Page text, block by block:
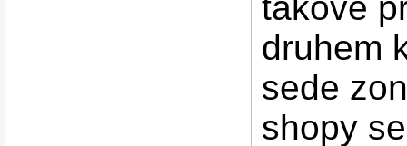
takove
druhem
sede
shopy